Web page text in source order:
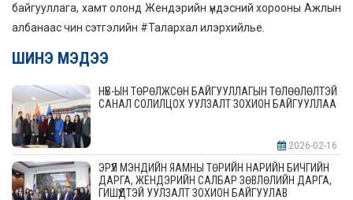
байгууллага, хамт олонд Жендэрийн үндэсний хорооны Ажлын
албанаас чин сэтгэлийн #Талархал илэрхийлье.
ШИНЭ МЭДЭЭ
НҮБ-ЫН ТӨРӨЛЖСӨН БАЙГУУЛЛАГЫН ТӨЛӨӨЛӨЛТЭЙ
САНАЛ СОЛИЛЦОХ УУЛЗАЛТ ЗОХИОН БАЙГУУЛЛАА
2026-02-16
ЭРҮҮЛ МЭНДИЙН ЯАМНЫ ТӨРИЙН НАРИЙН БИЧГИЙН
ДАРГА, ЖЕНДЭРИЙН САЛБАР ЗӨВЛӨЛИЙН ДАРГА,
ГИШҮҮДТЭЙ УУЛЗАЛТ ЗОХИОН БАЙГУУЛАВ